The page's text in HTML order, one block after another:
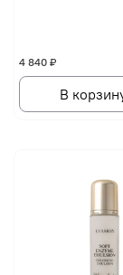
4 840 ₽
В